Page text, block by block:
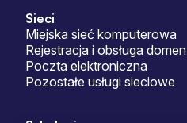
Sieci
Miejska sieć komputerowa
Rejestracja i obsługa domen
Poczta elektroniczna
Pozostałe usługi sieciowe